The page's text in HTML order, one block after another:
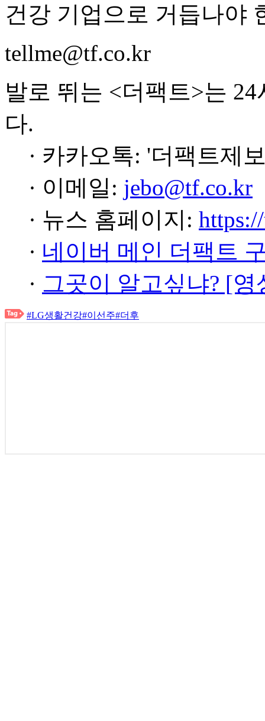
건강 기업으로 거듭나야
tellme@tf.co.kr
발로 뛰는 <더팩트>는
다.
· 카카오톡: '더팩트제
· 이메일: jebo@tf.co.kr
· 뉴스 홈페이지:
· 네이버 메인 더팩트
· 그곳이 알고싶냐? [
#LG생활건강#이선주#더후